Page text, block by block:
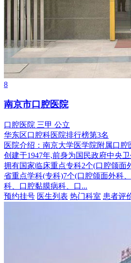
8
南京市口腔医院
口腔医院 三甲 公立
华东区口腔科医院排行榜第3名
医院介绍： 南京大学医学院附属口腔
创建于1947年,前身为国民政府中央
拥有国家临床重点专科2个(口腔颌面
省重点学科(专科)7个(口腔颌面外科
科、口腔黏膜病科、口...
预约挂号 医生列表 热门科室 患者评